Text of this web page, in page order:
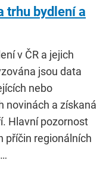
trhu bydlení a
v ČR a jejich
jsou data
nebo
novinách a získaná
Hlavní pozornost
příčin regionálních